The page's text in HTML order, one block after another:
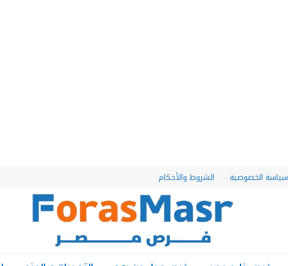
سياسة الخصوصية الشروط والأحكام